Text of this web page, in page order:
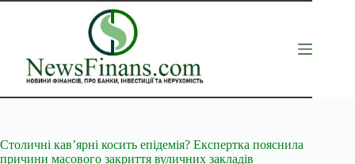
Перейти
Столичні кав’ярні косить епідемія? Експертка пояснила
причини масового закриття вуличних закладів